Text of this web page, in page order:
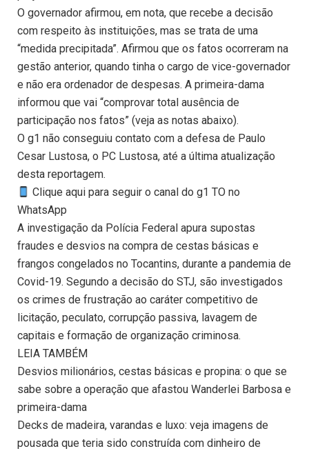
O governador afirmou, em nota, que recebe a decisão
com respeito às instituições, mas se trata de uma
“medida precipitada”. Afirmou que os fatos ocorreram na
gestão anterior, quando tinha o cargo de vice-governador
e não era ordenador de despesas. A primeira-dama
informou que vai “comprovar total ausência de
participação nos fatos” (veja as notas abaixo).
O g1 não conseguiu contato com a defesa de Paulo
Cesar Lustosa, o PC Lustosa, até a última atualização
desta reportagem.
Clique aqui para seguir o canal do g1 TO no
WhatsApp
A investigação da Polícia Federal apura supostas
fraudes e desvios na compra de cestas básicas e
frangos congelados no Tocantins, durante a pandemia de
Covid-19. Segundo a decisão do STJ, são investigados
os crimes de frustração ao caráter competitivo de
licitação, peculato, corrupção passiva, lavagem de
capitais e formação de organização criminosa.
LEIA TAMBÉM
Desvios milionários, cestas básicas e propina: o que se
sabe sobre a operação que afastou Wanderlei Barbosa e
primeira-dama
Decks de madeira, varandas e luxo: veja imagens de
pousada que teria sido construída com dinheiro de